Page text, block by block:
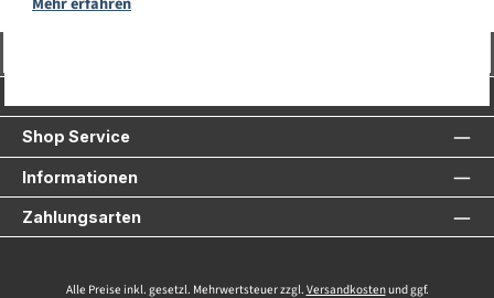
Shop Service
Informationen
Zahlungsarten
Alle Preise inkl. gesetzl. Mehrwertsteuer zzgl. Versandkostenund ggf.